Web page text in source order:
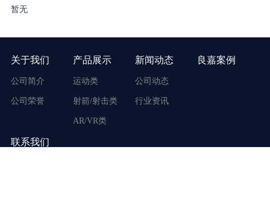
暂无
关于我们
公司简介
公司荣誉
产品展示
运动类
射箭/射击类
AR/VR类
新闻动态
公司动态
行业资讯
良嘉案例
联系我们